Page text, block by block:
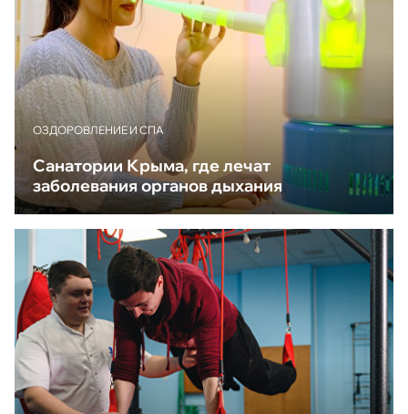
ОЗДОРОВЛЕНИЕ И СПА
Санатории Крыма, где лечат
заболевания органов дыхания